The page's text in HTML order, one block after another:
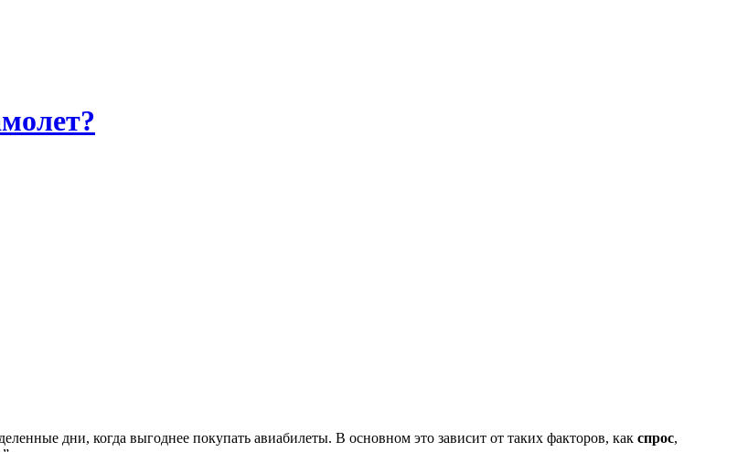
дни, когда выгоднее покупать авиабилеты. В основном это зависит от таких факторов, как спрос,